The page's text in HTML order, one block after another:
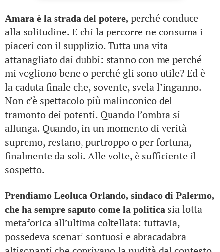
Amara è la strada del potere, perché conduce
alla solitudine. E chi la percorre ne consuma i
piaceri con il supplizio. Tutta una vita
attanagliato dai dubbi: stanno con me perché
mi vogliono bene o perché gli sono utile? Ed è
la caduta finale che, sovente, svela l’inganno.
Non c’è spettacolo più malinconico del
tramonto dei potenti. Quando l’ombra si
allunga. Quando, in un momento di verità
supremo, restano, purtroppo o per fortuna,
finalmente da soli. Alle volte, è sufficiente il
sospetto.
Prendiamo Leoluca Orlando, sindaco di Palermo,
che ha sempre saputo come la politica sia lotta
metaforica all’ultima coltellata: tuttavia,
possedeva scenari sontuosi e abracadabra